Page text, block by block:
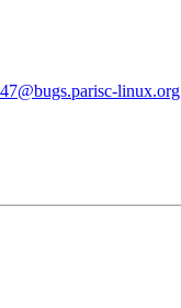
linux.org